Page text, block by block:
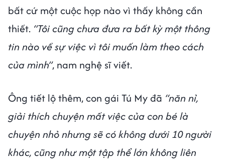
bất cứ một cuộc họp nào vì thấy không cần
thiết. “Tôi cũng chưa đưa ra bất kỳ một thông
tin nào về sự việc vì tôi muốn làm theo cách
của mình”, nam nghệ sĩ viết.
Ông tiết lộ thêm, con gái Tú My đã “năn nỉ,
giải thích chuyện mất việc của con bé là
chuyện nhỏ nhưng sẽ có không dưới 10 người
khác, cũng như một tập thể lớn không liên